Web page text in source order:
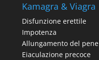
Kamagra & Viagra
Disfunzione erettile
Impotenza
Allungamento del pene
Eiaculazione precoce